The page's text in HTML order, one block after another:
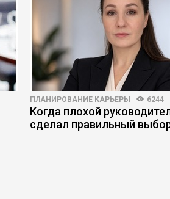
ПЛАНИРОВАНИЕ КАРЬЕРЫ 6244
Когда плохой
сделал правильный